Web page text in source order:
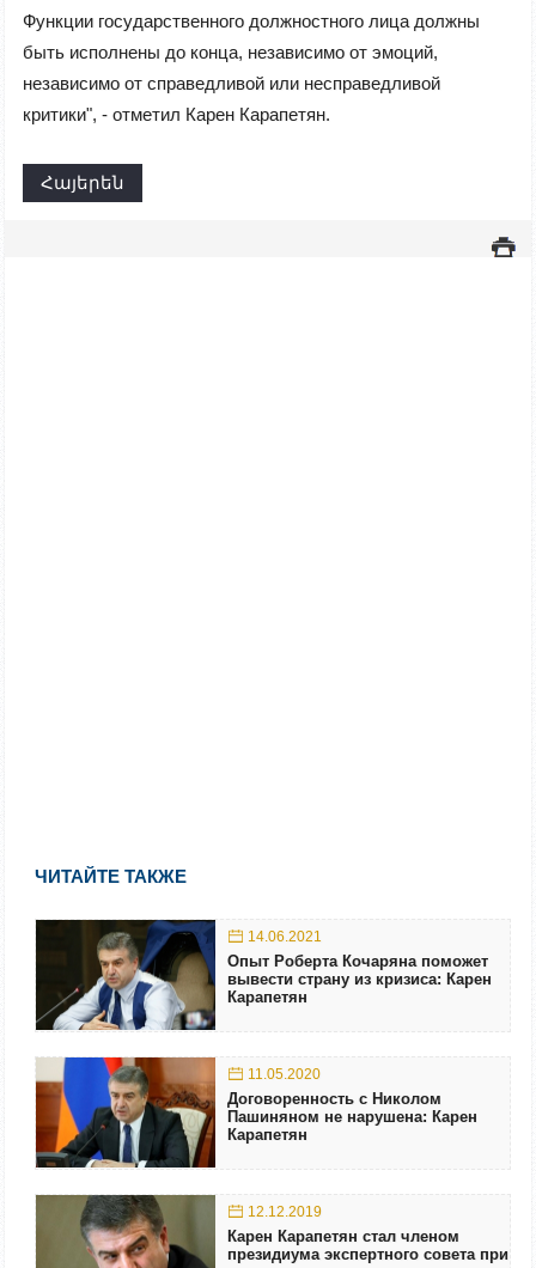
Функции государственного должностного лица должны
быть исполнены до конца, независимо от эмоций,
независимо от справедливой или несправедливой
критики", - отметил Карен Карапетян.
Հայերեն
ЧИТАЙТЕ ТАКЖЕ
14.06.2021
Опыт Роберта Кочаряна поможет
вывести страну из кризиса: Карен
Карапетян
11.05.2020
Договоренность с Николом
Пашиняном не нарушена: Карен
Карапетян
12.12.2019
Карен Карапетян стал членом
президиума экспертного совета при